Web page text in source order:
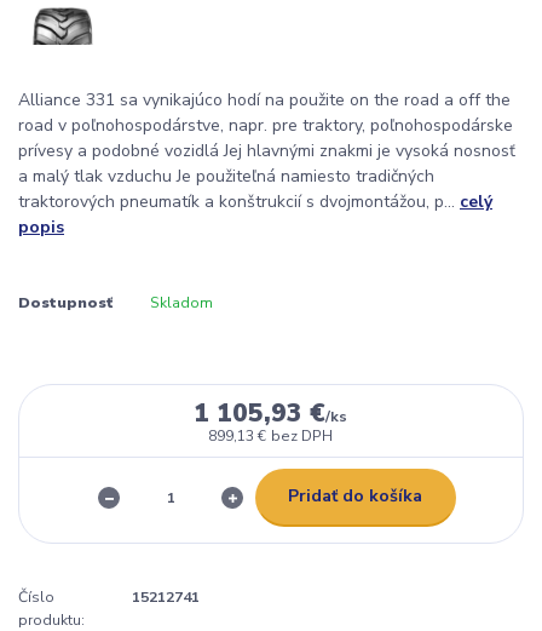
Alliance 331 sa vynikajúco hodí na použite on the road a off the
road v poľnohospodárstve, napr. pre traktory, poľnohospodárske
prívesy a podobné vozidlá Jej hlavnými znakmi je vysoká nosnosť
a malý tlak vzduchu Je použiteľná namiesto tradičných
traktorových pneumatík a konštrukcií s dvojmontážou, p... celý
popis
Dostupnosť Skladom
1 105,93 €/ks
899,13 € bez DPH
Pridať do košíka
Číslo
produktu:
15212741